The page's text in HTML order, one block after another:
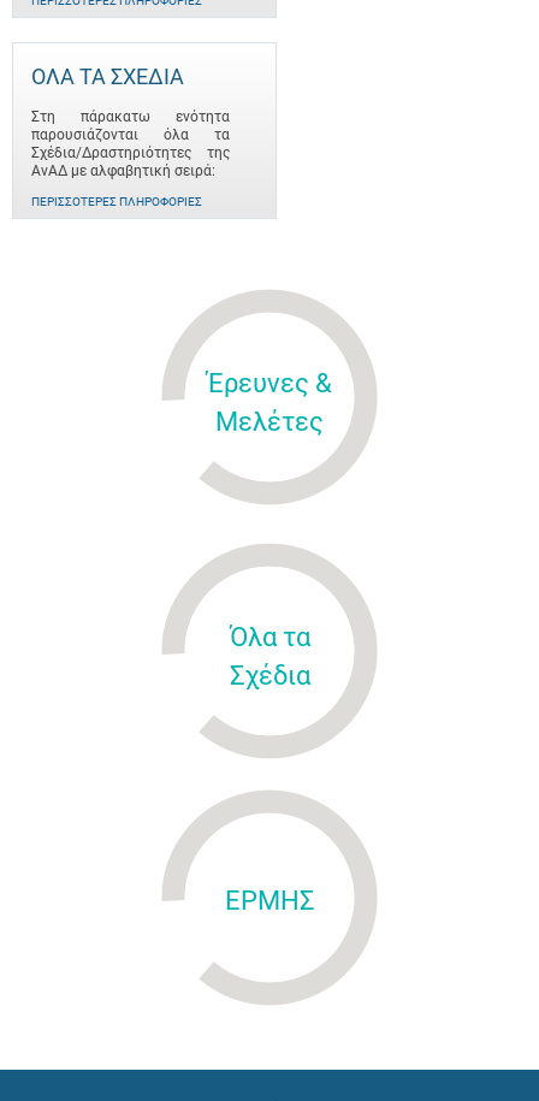
ΟΛΑ ΤΑ ΣΧΕΔΙΑ
Στη πάρακατω ενότητα
παρουσιάζονται όλα τα
Σχέδια/Δραστηριότητες της
ΑνΑΔ με αλφαβητική σειρά:
ΠΕΡΙΣΣΌΤΕΡΕΣ ΠΛΗΡΟΦΟΡΊΕΣ
Έρευνες &
Μελέτες
Όλα τα
Σχέδια
ΕΡΜΗΣ